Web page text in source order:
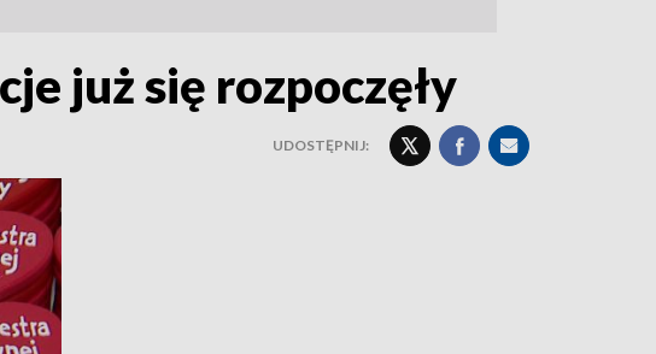
już się rozpoczęły
UDOSTĘPNIJ: